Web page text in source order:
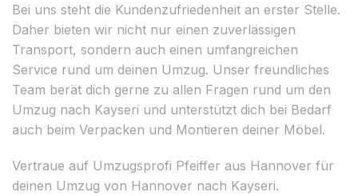
Bei uns steht die Kundenzufriedenheit an erster Stelle.
Daher bieten wir nicht nur einen zuverlässigen
Transport, sondern auch einen umfangreichen
Service rund um deinen Umzug. Unser freundliches
Team berät dich gerne zu allen Fragen rund um den
Umzug nach Kayseri und unterstützt dich bei Bedarf
auch beim Verpacken und Montieren deiner Möbel.
Vertraue auf Umzugsprofi Pfeiffer aus Hannover für
deinen Umzug von Hannover nach Kayseri.